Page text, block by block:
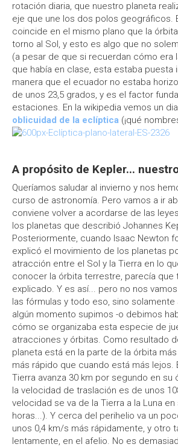
rotación diaria, que nuestro planeta
eje que une los dos polos geográficos.
coincide en el mismo plano que la
torno al Sol, y esto es algo que no
(a pesar de que si recuerdan cómo era
que había en clase, esta estaba puesta
manera que el ecuador no estaba
de unos 23,5 grados, y es el factor
estaciones. En la wikipedia vemos un
oblicuidad de la eclíptica (¡qué
A propósito de Kepler...
Queríamos saludar al invierno y nos
curso de astronomía. Pero vamos a ir
conviene volver a acordarse de las
los planetas que describió Johannes
Posteriormente, cuando Isaac Newton
explicó el movimiento de los planetas
atracción entre el Sol y la Tierra en lo
conocer la órbita terrestre, parecía que
explicado. Y es así... pero no nos
las fórmulas y todo eso, sino
algún momento supimos -o debimos
cómo se organizaba esta especie de
atracciones y órbitas. Como resultado
planeta está en la parte de la órbita
más rápido que cuando está más lejos.
Tierra avanza 30 km por segundo en su
la velocidad de traslación es de unos
velocidad se va de la Tierra a la Luna
horas...). Y cerca del perihelio va un
unos 0,4 km/s más rápidamente, y otro
lentamente, en el afelio. No es